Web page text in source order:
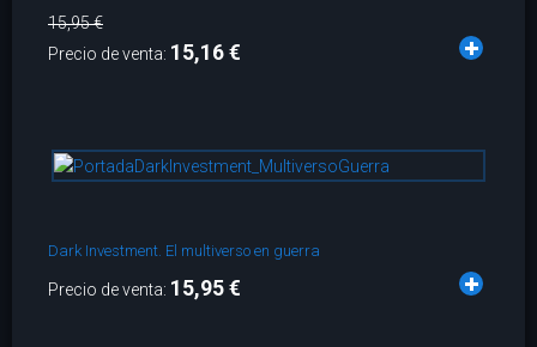
15,95 €
Precio de venta: 15,16 €
Dark Investment. El multiverso en guerra
Precio de venta: 15,95 €